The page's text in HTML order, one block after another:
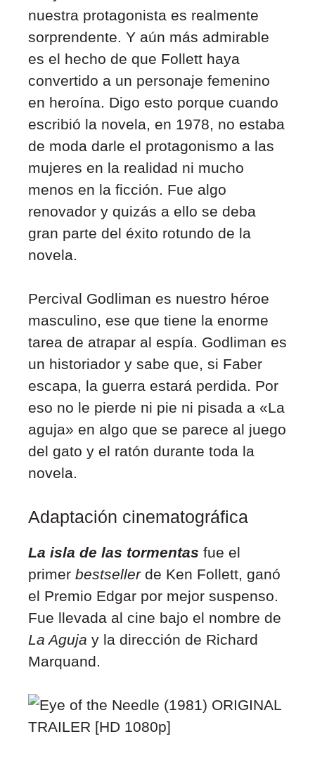
nuestra protagonista es realmente
sorprendente. Y aún más admirable
es el hecho de que Follett haya
convertido a un personaje femenino
en heroína. Digo esto porque cuando
escribió la novela, en 1978, no estaba
de moda darle el protagonismo a las
mujeres en la realidad ni mucho
menos en la ficción. Fue algo
renovador y quizás a ello se deba
gran parte del éxito rotundo de la
novela.
Percival Godliman es nuestro héroe
masculino, ese que tiene la enorme
tarea de atrapar al espía. Godliman es
un historiador y sabe que, si Faber
escapa, la guerra estará perdida. Por
eso no le pierde ni pie ni pisada a «La
aguja» en algo que se parece al juego
del gato y el ratón durante toda la
novela.
Adaptación cinematográfica
La isla de las tormentas fue el
primer bestsellerde Ken Follett, ganó
el Premio Edgar por mejor suspenso.
Fue llevada al cine bajo el nombre de
La Aguja y la dirección de Richard
Marquand.